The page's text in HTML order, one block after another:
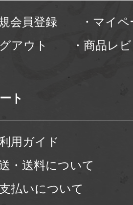
会員登録
・マイ
アウト
・商品レ
ト
用ガイド
・送料について
払いについて